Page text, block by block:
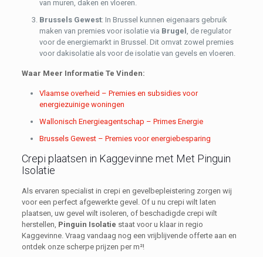
van muren, daken en vloeren.
Brussels Gewest: In Brussel kunnen eigenaars gebruik
maken van premies voor isolatie via Brugel , de regulator
voor de energiemarkt in Brussel. Dit omvat zowel premies
voor dakisolatie als voor de isolatie van gevels en vloeren.
Waar Meer Informatie Te Vinden:
Vlaamse overheid – Premies en subsidies voor
energiezuinige woningen
Wallonisch Energieagentschap – Primes Energie
Brussels Gewest – Premies voor energiebesparing
Crepi plaatsen in Kaggevinne met Met Pinguin
Isolatie
Als ervaren specialist in crepi en gevelbepleistering zorgen wij
voor een perfect afgewerkte gevel. Of u nu crepi wilt laten
plaatsen, uw gevel wilt isoleren, of beschadigde crepi wilt
herstellen, Pinguin Isolatie staat voor u klaar in regio
Kaggevinne. Vraag vandaag nog een vrijblijvende offerte aan en
ontdek onze scherpe prijzen per m²!